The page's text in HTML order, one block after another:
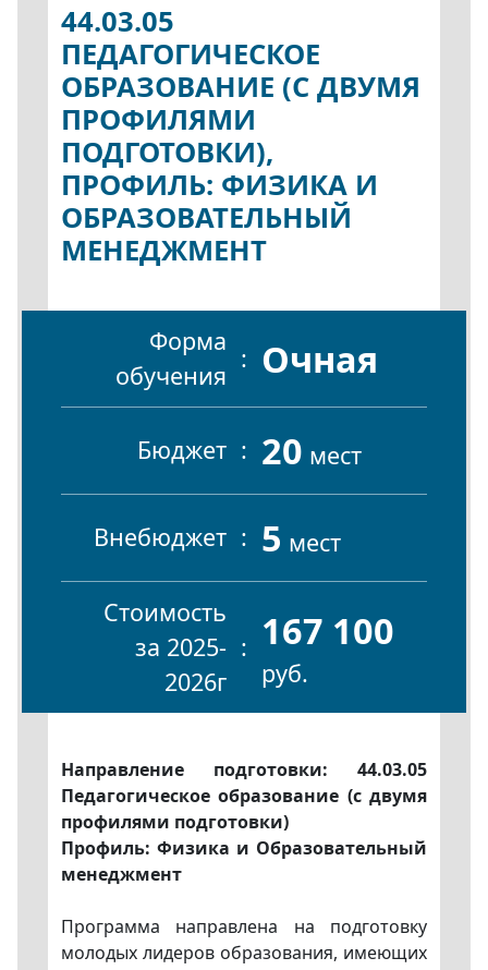
44.03.05
ПЕДАГОГИЧЕСКОЕ
ОБРАЗОВАНИЕ (С ДВУМЯ
ПРОФИЛЯМИ
ПОДГОТОВКИ),
ПРОФИЛЬ: ФИЗИКА И
ОБРАЗОВАТЕЛЬНЫЙ
МЕНЕДЖМЕНТ
Форма
обучения
Очная
Бюджет 20 мест
Внебюджет 5 мест
Стоимость
за 2025-
2026г
167 100
руб.
Направление подготовки: 44.03.05
Педагогическое образование (с двумя
профилями подготовки)
Профиль: Физика и Образовательный
менеджмент
Программа направлена на подготовку
молодых лидеров образования, имеющих